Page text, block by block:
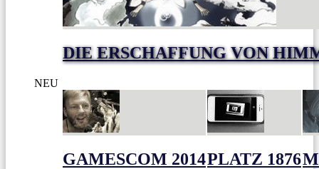
DIE ERSCHAFFUNG VON
NEU
GAMESCOM 2014PLATZ 1876